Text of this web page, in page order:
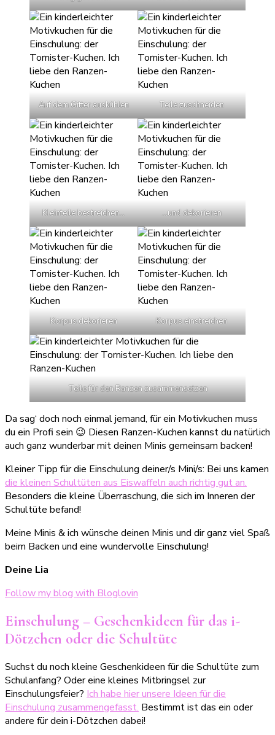
Auf dem Gitter auskühlen Teile zuschneiden
Kleinteile bestreichen… …und dekorieren
Korpus dekorieren Korpus einstreichen
Teile für den Ranzen zusammensetzen
Da sag‘ doch noch einmal jemand, für ein Motivkuchen muss
du ein Profi sein 😉 Diesen Ranzen-Kuchen kannst du natürlich
auch ganz wunderbar mit deinen Minis gemeinsam backen!
Kleiner Tipp für die Einschulung deiner/s Mini/s: Bei uns kamen
die kleinen Schultüten aus Eiswaffeln auch richtig gut an.
Besonders die kleine Überraschung, die sich im Inneren der
Schultüte befand!
Meine Minis & ich wünsche deinen Minis und dir ganz viel Spaß
beim Backen und eine wundervolle Einschulung!
Deine Lia
Follow my blog with Bloglovin
Einschulung – Geschenkideen für das i-
Dötzchen oder die Schultüte
Suchst du noch kleine Geschenkideen für die Schultüte zum
Schulanfang? Oder eine kleines Mitbringsel zur
Einschulungsfeier? Ich habe hier unsere Ideen für die
Einschulung zusammengefasst. Bestimmt ist das ein oder
andere für dein i-Dötzchen dabei!